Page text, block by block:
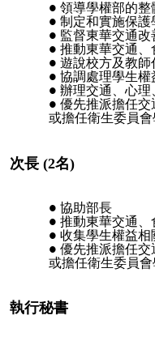
領導學權部的整
制定和實施保護
監督東華交通改
推動東華交通
遊說校方及教師
協調處理學生
辦理交通、心理
優先推派擔任交
或擔任衛生委員
次長 (2名)
協助部長
推動東華交通
收集學生權益相
優先推派擔任交
或擔任衛生委員
執行秘書